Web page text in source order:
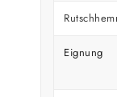
Eignung